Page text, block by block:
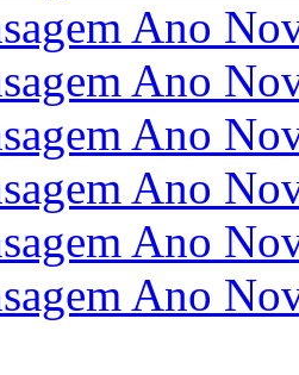
Ano
Ano
Ano
Ano
Ano
Ano